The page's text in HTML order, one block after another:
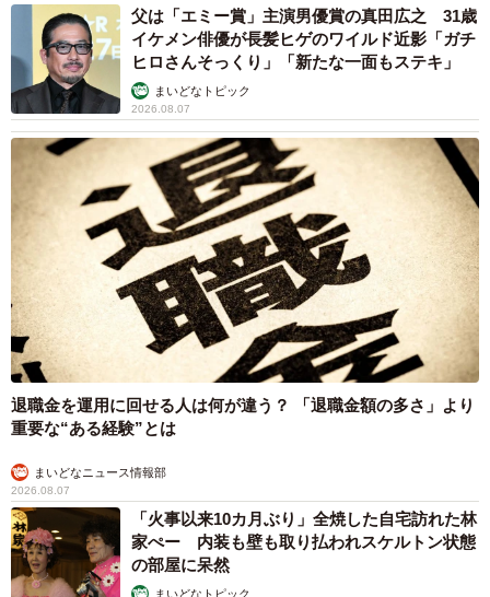
父は「エミー賞」主演男優賞の真田広之 31歳
イケメン俳優が長髪ヒゲのワイルド近影「ガチ
ヒロさんそっくり」「新たな一面もステキ」
まいどなトピック
2026.08.07
退職金を運用に回せる人は何が違う？ 「退職金額の多さ」より
重要な“ある経験”とは
まいどなニュース情報部
2026.08.07
「火事以来10カ月ぶり」全焼した自宅訪れた林
家ぺー 内装も壁も取り払われスケルトン状態
の部屋に呆然
まいどなトピック